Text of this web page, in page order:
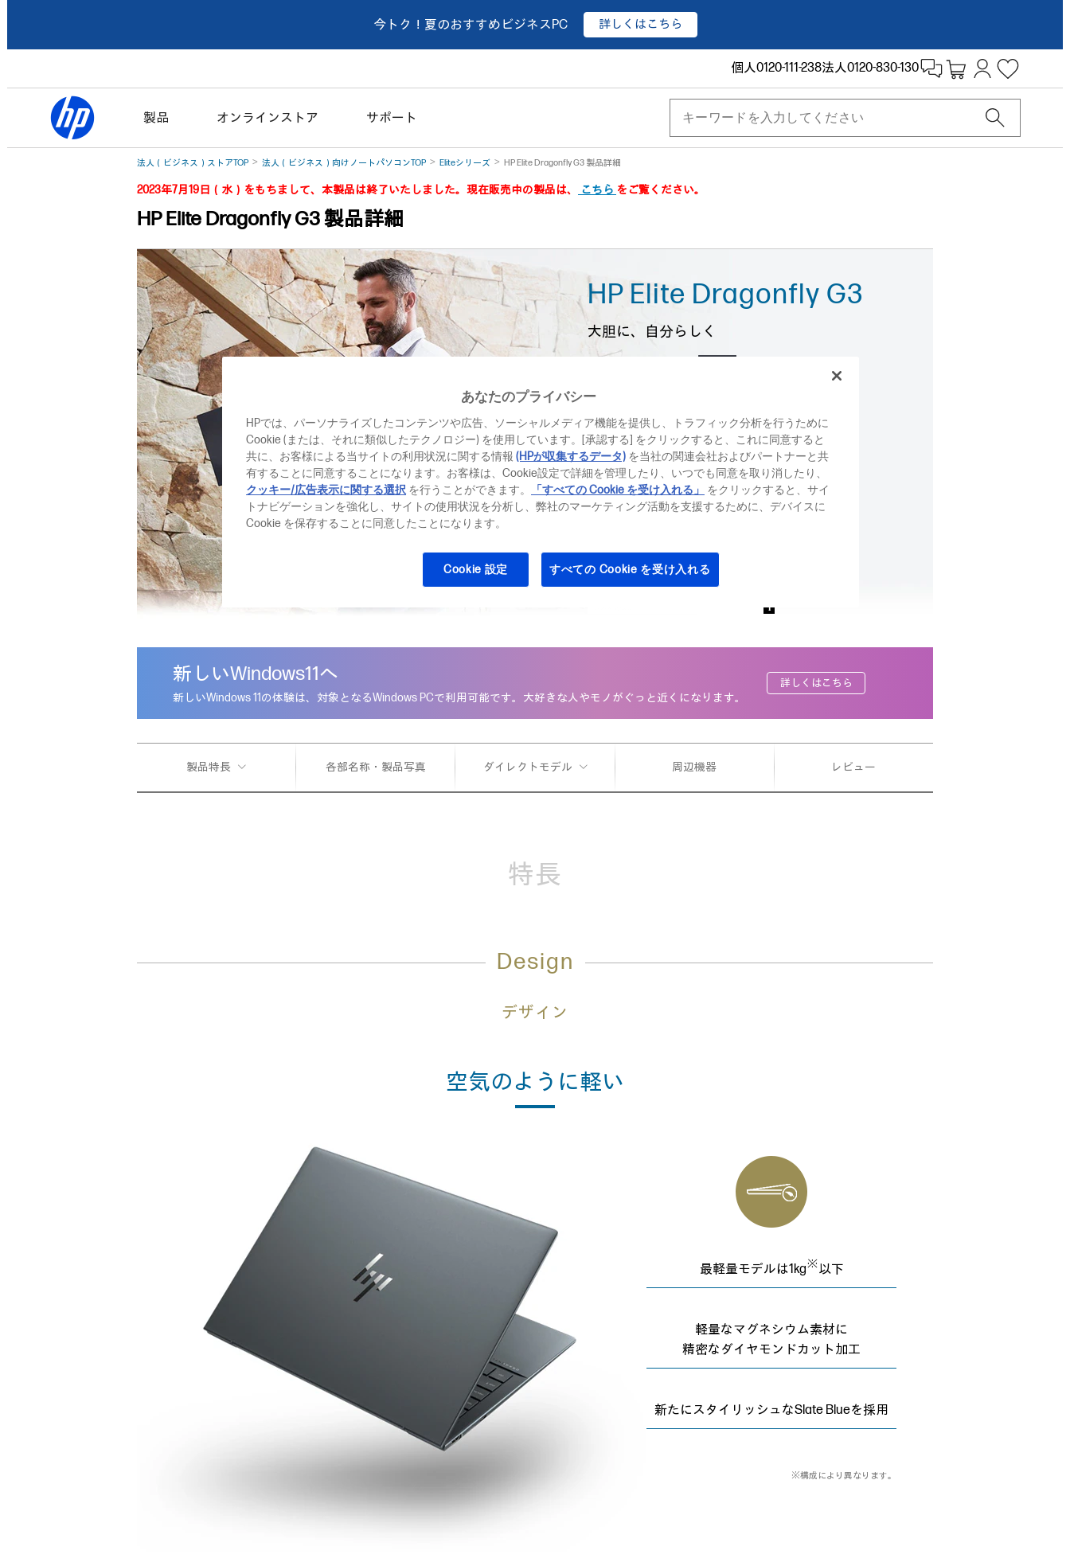
今トク！夏のおすすめビジネスPC 詳しくはこちら
個人0120-111-238法人0120-830-130
製品 オンラインストア サポート
法人（ビジネス）ストアTOP 法人（ビジネス）向けノートパソコンTOP Eliteシリーズ HP Elite Dragonfly G3 製品詳細
2023年7月19日（水）をもちまして、本製品は終了いたしました。現在販売中の製品は、 こちら をご覧ください。
HP Elite Dragonfly G3 製品詳細
HP Elite Dragonfly G3
大胆に、自分らしく
5.0
レ
ビ
ュ
ー
を
読
ペ
ー
ジ
(2) レビューを書く
￥302,280（税込）～
価格・モデル一覧はこちら
新しいWindows11へ
新しいWindows 11の体験は、対象となるWindows PCで利用可能です。 大好きな人やモノがぐっと近くになります。
詳しくはこちら
製品特長 各部名称・製品写真 ダイレクトモデル 周辺機器 レビュー
特長
Design
デザイン
空気のように軽い
最軽量モデルは1kg※以下
軽量なマグネシウム素材に
精密なダイヤモンドカット加工
新たにスタイリッシュなSlate Blueを採用
※構成により異なります。
あなたのプライバシー
HPでは、パーソナライズしたコンテンツや広告、ソーシャルメディア機能を提供し、トラフィック分析を行うために
Cookie (または、それに類似したテクノロジー) を使用しています。[承認する] をクリックすると、これに同意すると
共に、お客様による当サイトの利用状況に関する情報 (HPが収集するデータ) を当社の関連会社およびパートナーと共
有することに同意することになります。お客様は、Cookie設定で詳細を管理したり、いつでも同意を取り消したり、
クッキー/広告表示に関する選択 を行うことができます。 「すべての Cookie を受け入れる」
をクリックすると、サイ
トナビゲーションを強化し、サイトの使用状況を分析し、弊社のマーケティング活動を支援するために、デバイスに
Cookie を保存することに同意したことになります。
Cookie 設定 すべての Cookie を受け入れる